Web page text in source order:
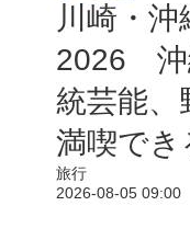
川崎・
2026 沖
統芸能、
満喫でき
旅行
2026-08-05 09:00